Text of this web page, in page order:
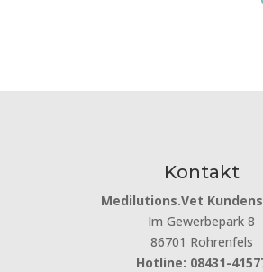
Kontakt
Medilutions.Vet
Im Gewerbepark 8
86701 Rohrenfels
Hotline: 08431-